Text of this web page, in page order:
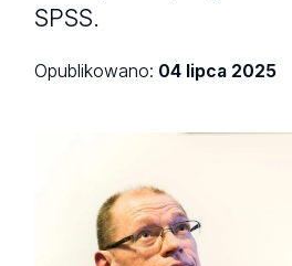
SPSS.
Opublikowano: 04 lipca 2025